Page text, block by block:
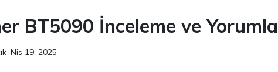
BT5090 İnceleme ve
Nis 19, 2025